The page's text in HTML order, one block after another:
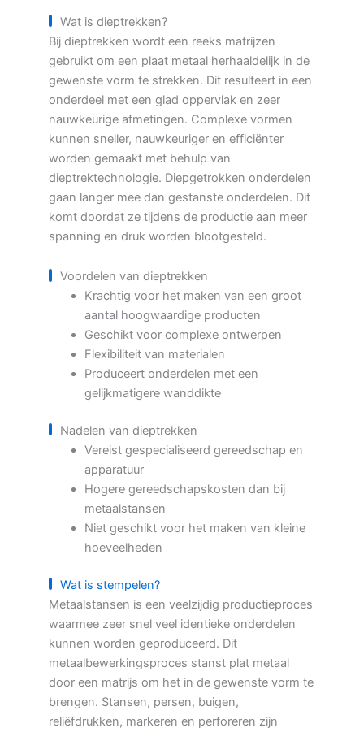
Wat is dieptrekken?
Bij dieptrekken wordt een reeks matrijzen
gebruikt om een plaat metaal herhaaldelijk in de
gewenste vorm te strekken. Dit resulteert in een
onderdeel met een glad oppervlak en zeer
nauwkeurige afmetingen. Complexe vormen
kunnen sneller, nauwkeuriger en efficiënter
worden gemaakt met behulp van
dieptrektechnologie. Diepgetrokken onderdelen
gaan langer mee dan gestanste onderdelen. Dit
komt doordat ze tijdens de productie aan meer
spanning en druk worden blootgesteld.
Voordelen van dieptrekken
Krachtig voor het maken van een groot
aantal hoogwaardige producten
Geschikt voor complexe ontwerpen
Flexibiliteit van materialen
Produceert onderdelen met een
gelijkmatigere wanddikte
Nadelen van dieptrekken
Vereist gespecialiseerd gereedschap en
apparatuur
Hogere gereedschapskosten dan bij
metaalstansen
Niet geschikt voor het maken van kleine
hoeveelheden
Wat is stempelen?
Metaalstansen is een veelzijdig productieproces
waarmee zeer snel veel identieke onderdelen
kunnen worden geproduceerd. Dit
metaalbewerkingsproces stanst plat metaal
door een matrijs om het in de gewenste vorm te
brengen. Stansen, persen, buigen,
reliëfdrukken, markeren en perforeren zijn